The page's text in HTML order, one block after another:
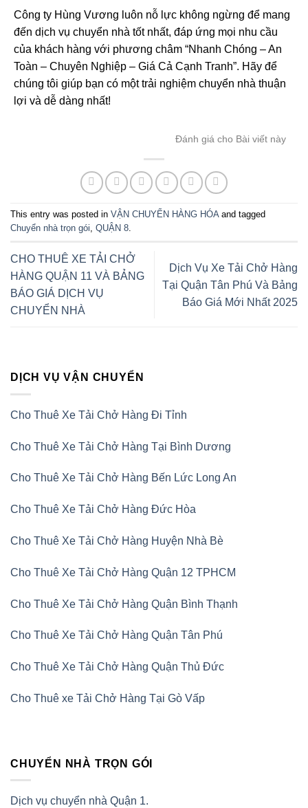
DỊCH VỤ VẬN CHUYỂN
Cho Thuê Xe Tải Chở Hàng Đi Tỉnh
Cho Thuê Xe Tải Chở Hàng Tại Bình Dương
Cho Thuê Xe Tải Chở Hàng Bến Lức Long An
Cho Thuê Xe Tải Chở Hàng Đức Hòa
Cho Thuê Xe Tải Chở Hàng Huyện Nhà Bè
Cho Thuê Xe Tải Chở Hàng Quận 12 TPHCM
Cho Thuê Xe Tải Chở Hàng Quận Bình Thạnh
Cho Thuê Xe Tải Chở Hàng Quận Tân Phú
Cho Thuê Xe Tải Chở Hàng Quận Thủ Đức
Cho Thuê xe Tải Chở Hàng Tại Gò Vấp
CHUYỂN NHÀ TRỌN GÓI
Dịch vụ chuyển nhà Quận 1.
Công ty Hùng Vương luôn nỗ lực không ngừng để mang
đến dịch vụ chuyển nhà tốt nhất, đáp ứng mọi nhu cầu
của khách hàng với phương châm “Nhanh Chóng – An
Toàn – Chuyên Nghiệp – Giá Cả Cạnh Tranh”. Hãy để
chúng tôi giúp bạn có một trải nghiệm chuyển nhà thuận
lợi và dễ dàng nhất!
Đánh giá cho Bài viết này
This entry was posted in VẬN CHUYỂN HÀNG HÓAand tagged
Chuyển nhà trọn gói, QUẬN 8.
CHO THUÊ XE TẢI CHỞ
HÀNG QUẬN 11 VÀ BẢNG
BÁO GIÁ DỊCH VỤ
CHUYỂN NHÀ
Dịch Vụ Xe Tải Chở Hàng
Tại Quận Tân Phú Và Bảng
Báo Giá Mới Nhất 2025